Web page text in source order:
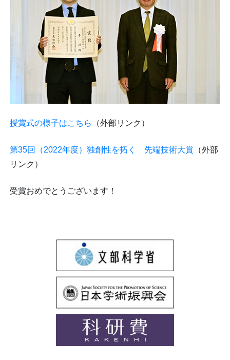
授賞式の様子はこちら （外部リンク）
第35回（2022年度）独創性を拓く 先端技術大賞 （外部
リンク）
受賞おめでとうございます！